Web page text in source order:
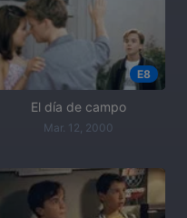
E8
El día de campo
Mar. 12, 2000